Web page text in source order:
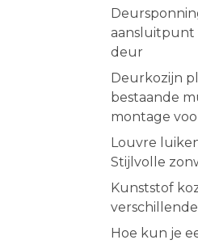
aansluitpunt
deur
Deurkozijn
bestaande
montage
Louvre
Stijlvolle
Kunststof
Hoe kun je